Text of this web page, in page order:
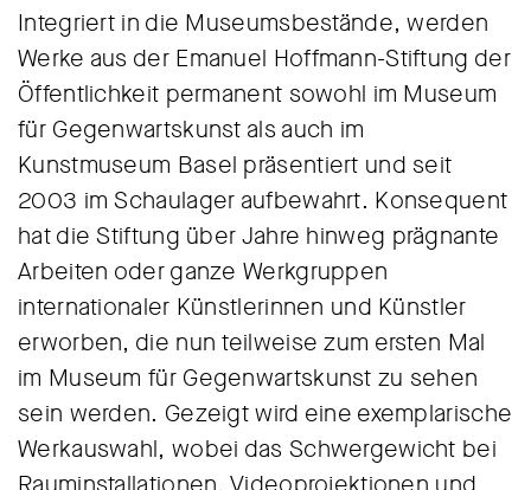
Integriert in die Museumsbestände, werden
Werke aus der Emanuel Hoffmann-Stiftung der
Öffentlichkeit permanent sowohl im Museum
für Gegenwartskunst als auch im
Kunstmuseum Basel präsentiert und seit
2003 im Schaulager aufbewahrt. Konsequent
hat die Stiftung über Jahre hinweg prägnante
Arbeiten oder ganze Werkgruppen
internationaler Künstlerinnen und Künstler
erworben, die nun teilweise zum ersten Mal
im Museum für Gegenwartskunst zu sehen
sein werden. Gezeigt wird eine exemplarische
Werkauswahl, wobei das Schwergewicht bei